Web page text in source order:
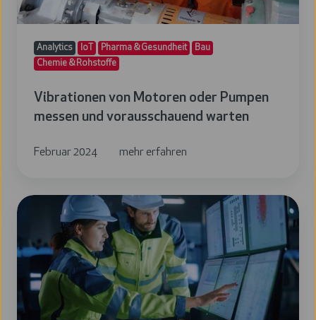
und
wartenAnalytics IoT Pharma & Gesundheit
Bau
Chemie & Rohstoffe
Vibrationen von Motoren oder Pumpen
messen und vorausschauend warten
Februar 2024 mehr erfahren
Ursachen
Rentabilitätsverlust,
Maschinenausfälle
und
Qualitätsverlust